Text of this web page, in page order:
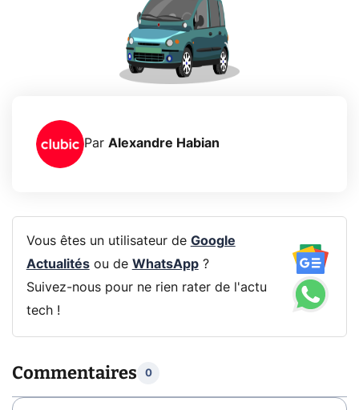
Par Alexandre Habian
Vous êtes un utilisateur de Google
Actualitésou de WhatsApp?
Suivez-nous pour ne rien rater de l'actu
tech !
Commentaires 0